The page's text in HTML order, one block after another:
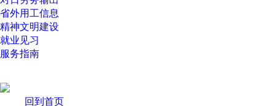
省外用工信息
精神文明建设
就业见习
服务指南
回到首页